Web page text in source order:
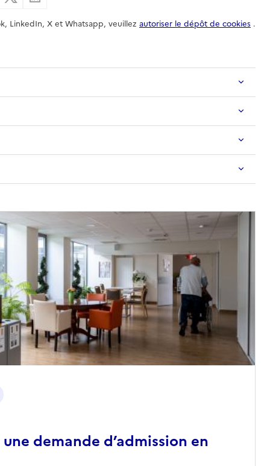
LinkedIn, X et Whatsapp, veuillez autoriser le dépôt de cookies .
demande d’admission en